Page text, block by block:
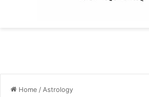
Home / Astrology